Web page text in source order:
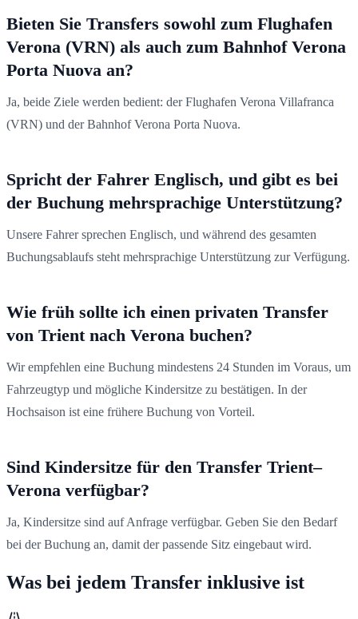
Bieten Sie Transfers sowohl zum Flughafen
Verona (VRN) als auch zum Bahnhof Verona
Porta Nuova an?
Ja, beide Ziele werden bedient: der Flughafen Verona Villafranca
(VRN) und der Bahnhof Verona Porta Nuova.
Spricht der Fahrer Englisch, und gibt es bei
der Buchung mehrsprachige Unterstützung?
Unsere Fahrer sprechen Englisch, und während des gesamten
Buchungsablaufs steht mehrsprachige Unterstützung zur Verfügung.
Wie früh sollte ich einen privaten Transfer
von Trient nach Verona buchen?
Wir empfehlen eine Buchung mindestens 24 Stunden im Voraus, um
Fahrzeugtyp und mögliche Kindersitze zu bestätigen. In der
Hochsaison ist eine frühere Buchung von Vorteil.
Sind Kindersitze für den Transfer Trient–
Verona verfügbar?
Ja, Kindersitze sind auf Anfrage verfügbar. Geben Sie den Bedarf
bei der Buchung an, damit der passende Sitz eingebaut wird.
Was bei jedem Transfer inklusive ist